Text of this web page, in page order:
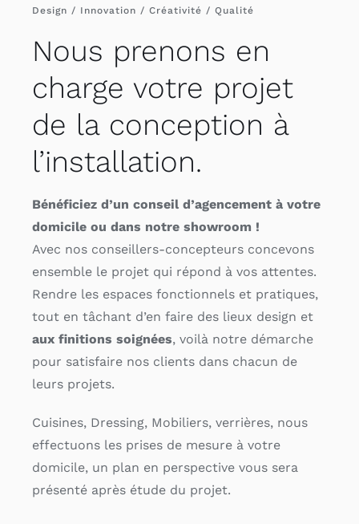
Design / Innovation / Créativité / Qualité
Nous prenons en
charge votre projet
de la conception à
l’installation.
Bénéficiez d’un conseil d’agencement à votre
domicile ou dans notre showroom !
Avec nos conseillers-concepteurs concevons
ensemble le projet qui répond à vos attentes.
Rendre les espaces fonctionnels et pratiques,
tout en tâchant d’en faire des lieux design et
aux finitions soignées, voilà notre démarche
pour satisfaire nos clients dans chacun de
leurs projets.
Cuisines, Dressing, Mobiliers, verrières, nous
effectuons les prises de mesure à votre
domicile, un plan en perspective vous sera
présenté après étude du projet.